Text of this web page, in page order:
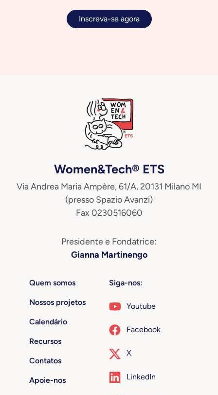
Inscreva-se agora
Women&Tech® ETS
Via Andrea Maria Ampère, 61/A, 20131 Milano MI
(presso Spazio Avanzi)
Fax 0230516060
Presidente e Fondatrice:
Gianna Martinengo
Quem somos
Nossos projetos
Calendário
Recursos
Contatos
Apoie-nos
Siga-nos:
Youtube
Facebook
X
LinkedIn